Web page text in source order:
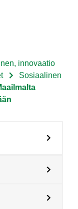
innovaatio
Sosiaalinen